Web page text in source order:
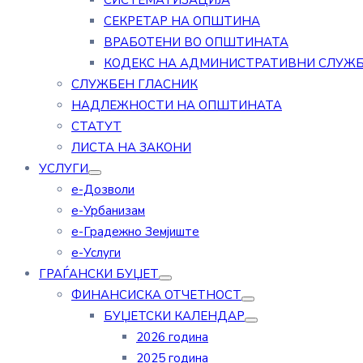
СЕКРЕТАР НА ОПШТИНА
ВРАБОТЕНИ ВО ОПШТИНАТА
КОДЕКС НА АДМИНИСТРАТИВНИ
СЛУЖБЕН ГЛАСНИК
НАДЛЕЖНОСТИ НА ОПШТИНАТА
СТАТУТ
ЛИСТА НА ЗАКОНИ
УСЛУГИ
е-Дозволи
е-Урбанизам
е-Градежно Земјиште
е-Услуги
ГРАЃАНСКИ БУЏЕТ
ФИНАНСИСКА ОТЧЕТНОСТ
БУЏЕТСКИ КАЛЕНДАР
2026 година
2025 година